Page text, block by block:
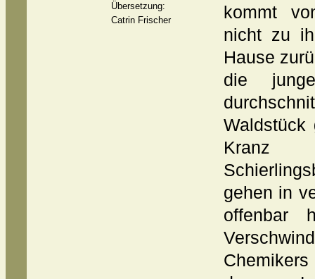
Übersetzung:
Catrin Frischer
kommt
nicht zu
Hause
die
Waldstück
Kranz
gehen in
offenbar